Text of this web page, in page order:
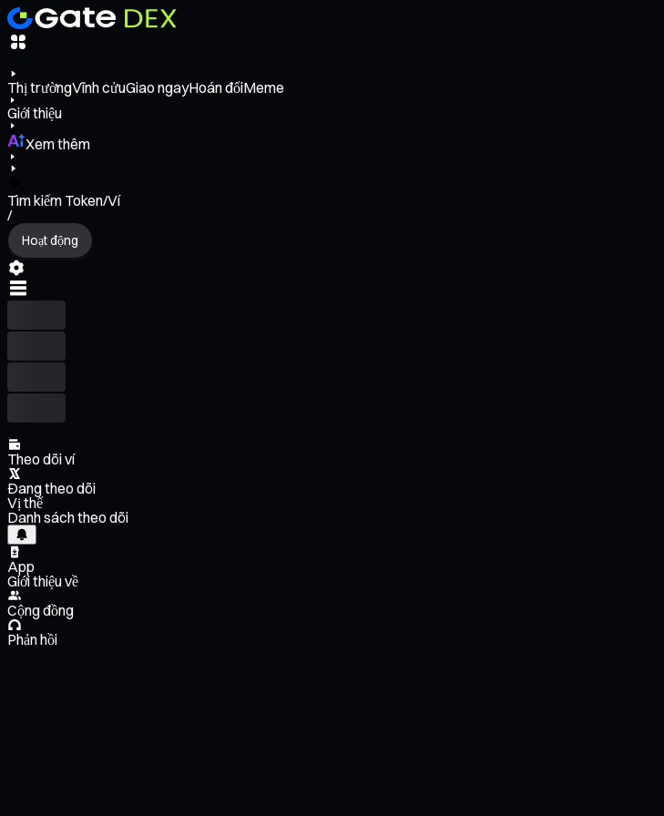
Thị trườngVĩnh cửuGiao ngayHoán đổiMeme
Giới thiệu
Xem thêm
Tìm kiếm Token/Ví
/
Hoạt động
Theo dõi ví
Đang theo dõi
Vị thế
Danh sách theo dõi
App
Giới thiệu về
Cộng đồng
Phản hồi